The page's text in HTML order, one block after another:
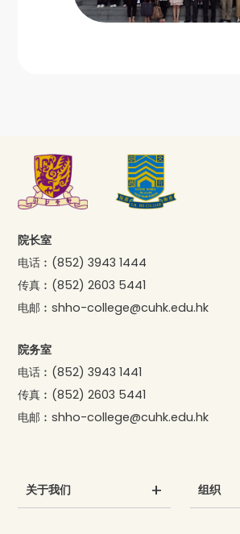
院长室
电话︰ (852) 3943 1444
传真︰ (852) 2603 5441
电邮︰shho-college@cuhk.edu.hk
院务室
电话︰ (852) 3943 1441
传真︰ (852) 2603 5441
电邮︰shho-college@cuhk.edu.hk
关于我们 组织